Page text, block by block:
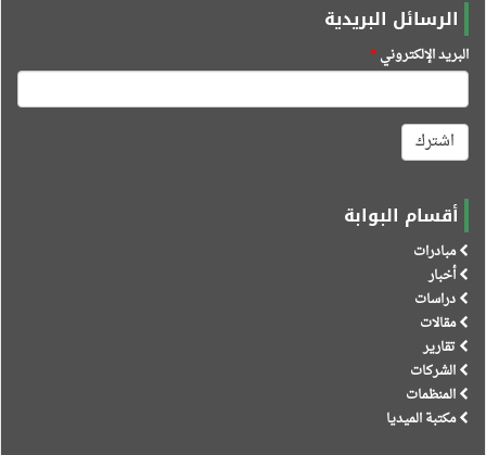
الرسائل البريدية
البريد الإلكتروني*
اشترك
أقسام البوابة
مبادرات
أخبار
دراسات
مقالات
تقارير
الشركات
المنظمات
مكتبة الميديا